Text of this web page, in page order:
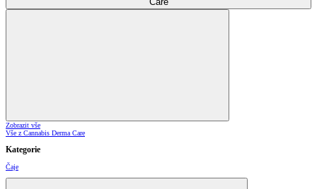
Zobrazit vše
Vše z Cannabis Derma Care
Kategorie
Čaje